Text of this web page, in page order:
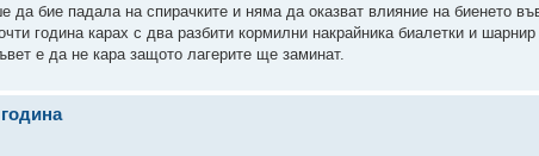
да бие падала на спирачките и няма да оказват влияние на биенето
година карах с два разбити кормилни накрайника биалетки и
е да не кара защото лагерите ще заминат.